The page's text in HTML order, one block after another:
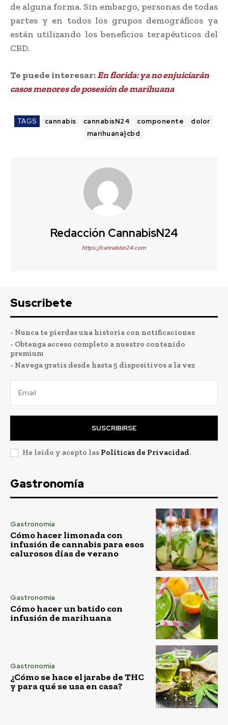
de alguna forma. Sin embargo, personas de todas
partes y en todos los grupos demográficos ya
están utilizando los beneficios terapéuticos del
CBD.
Te puede interesar:En florida: ya no enjuiciarán
casos menores de posesión de marihuana
TAGS cannabis cannabisN24 componente
dolor
marihuana}cbd
Redacción CannabisN24
https://cannabisn24.com
Suscribete
- Nunca te pierdas una historia con notificaciones
- Obtenga acceso completo a nuestro contenido
premium
- Navega gratis desde hasta 5 dispositivos a la vez
SUSCRIBIRSE
He leído y acepto las Políticas de Privacidad.
Gastronomía
Gastronomía
Cómo hacer limonada con
infusión de cannabis para esos
calurosos días de verano
Gastronomía
Cómo hacer un batido con
infusión de marihuana
Gastronomía
¿Cómo se hace el jarabe de THC
y para qué se usa en casa?